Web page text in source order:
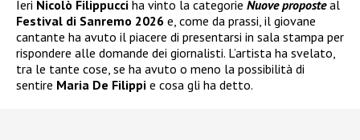
Ieri Nicolò Filippucci ha vinto la categorie Nuove proposteal
Festival di Sanremo 2026 e, come da prassi, il giovane
cantante ha avuto il piacere di presentarsi in sala stampa per
rispondere alle domande dei giornalisti. L’artista ha svelato,
tra le tante cose, se ha avuto o meno la possibilità di
sentire Maria De Filippi e cosa gli ha detto.